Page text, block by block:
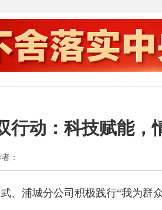
行动：科技赋能，
：
、浦城分公司积极践行“我为群